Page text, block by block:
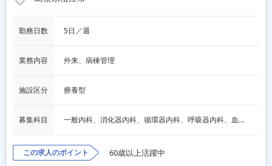
勤務日数 5日／週
業務内容 外来、病棟管理
施設区分 療養型
募集科目 一般内科、消化器内科、循環器内科、呼吸器内科、血液内科、脳神経内科、内分泌内科、老人内科、その他
この求人のポイント 60歳以上活躍中